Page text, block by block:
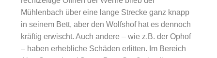
Mühlenbach über eine lange Strecke ganz knapp
in seinem Bett, aber den Wolfshof hat es dennoch
kräftig erwischt. Auch andere – wie z.B. der Ophof
– haben erhebliche Schäden erlitten. Im Bereich